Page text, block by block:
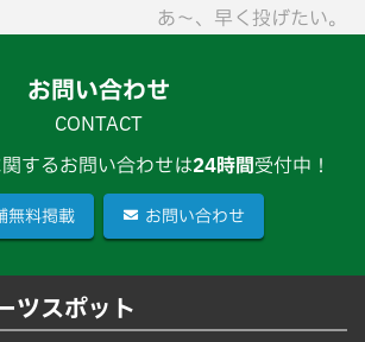
あ〜、早く投げたい。
お問い合わせ
CONTACT
するお問い合わせは24時間受付中！
無料掲載 お問い合わせ
ツスポット